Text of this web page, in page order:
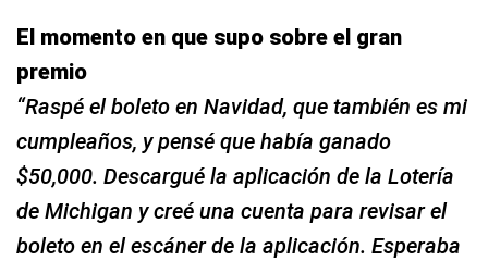
El momento en que supo sobre el gran
premio
“Raspé el boleto en Navidad, que también es mi
cumpleaños, y pensé que había ganado
$50,000. Descargué la aplicación de la Lotería
de Michigan y creé una cuenta para revisar el
boleto en el escáner de la aplicación. Esperaba